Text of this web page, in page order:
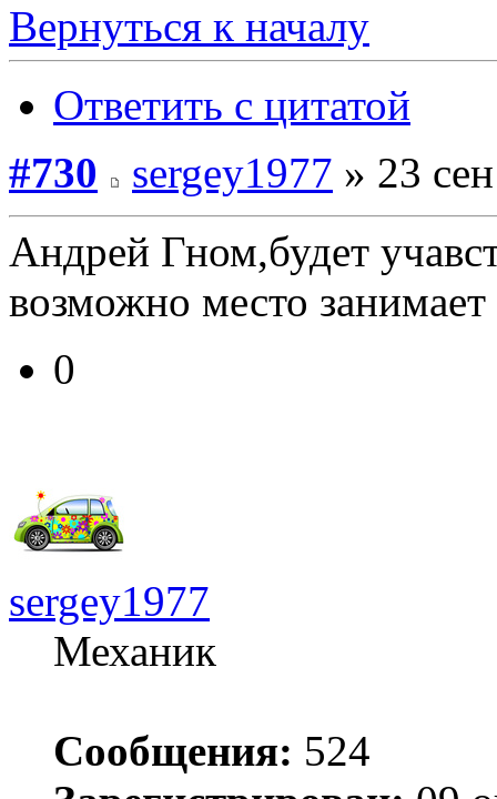
Вернуться к началу
Ответить с цитатой
#730
sergey1977 » 23
Андрей Гном,будет
возможно место
0
sergey1977
Механик
Сообщения: 524